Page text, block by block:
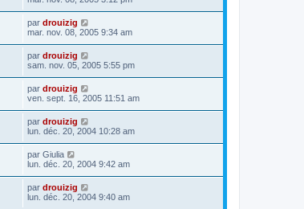
par drouizig
mar. nov. 08, 2005 9:34 am
par drouizig
sam. nov. 05, 2005 5:55 pm
par drouizig
ven. sept. 16, 2005 11:51 am
par drouizig
lun. déc. 20, 2004 10:28 am
par Giulia
lun. déc. 20, 2004 9:42 am
par drouizig
lun. déc. 20, 2004 9:40 am